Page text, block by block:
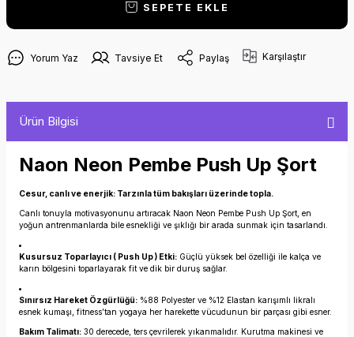
SEPETE EKLE
Yorum Yaz Tavsiye Et Paylaş Karşılaştır
Ürün Bilgisi
Naon Neon Pembe Push Up Şort
Cesur, canlı ve enerjik: Tarzınla tüm bakışları üzerinde topla.
Canlı tonuyla motivasyonunu artıracak Naon Neon Pembe Push Up Şort, en
yoğun antrenmanlarda bile esnekliği ve şıklığı bir arada sunmak için tasarlandı.
Kusursuz Toparlayıcı ( Push Up ) Etki: Güçlü yüksek bel özelliği ile kalça ve
karın bölgesini toparlayarak fit ve dik bir duruş sağlar.
Sınırsız Hareket Özgürlüğü: %88 Polyester ve %12 Elastan karışımlı likralı
esnek kumaşı, fitness’tan yogaya her harekette vücudunun bir parçası gibi esner.
Bakım Talimatı: 30 derecede, ters çevrilerek yıkanmalıdır. Kurutma makinesi ve